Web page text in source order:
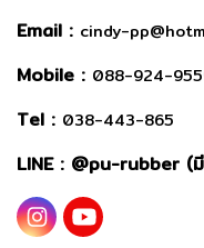
Email : cindy-
Mobile : 088-924-
Tel : 038-443-865
LINE : @pu-rubber (มี